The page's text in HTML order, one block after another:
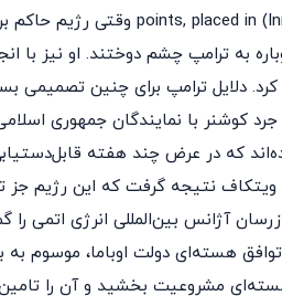
به ترامپ چشم دوختند. او نیز با
دلایل ترامپ برای چنین تصمیمی
که در عرض چند هفته
ویتکاف نتیجه گرفت که این رژیم
آژانس بین‌المللی انرژی اتمی
توافق هسته‌ای دولت اوباما، موسوم